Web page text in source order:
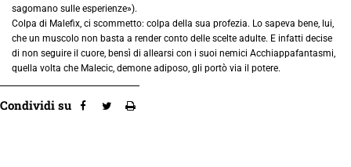
sagomano sulle esperienze»).
Colpa di Malefix, ci scommetto: colpa della sua profezia. Lo sapeva bene, lui,
che un muscolo non basta a render conto delle scelte adulte. E infatti decise
di non seguire il cuore, bensì di allearsi con i suoi nemici Acchiappafantasmi,
quella volta che Malecic, demone adiposo, gli portò via il potere.
Condividi su